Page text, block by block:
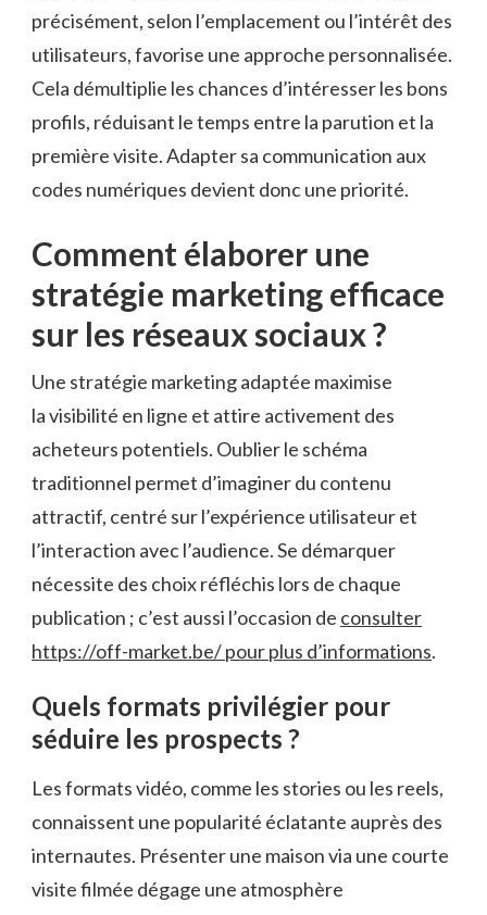
précisément, selon l’emplacement ou l’intérêt des
utilisateurs, favorise une approche personnalisée.
Cela démultiplie les chances d’intéresser les bons
profils, réduisant le temps entre la parution et la
première visite. Adapter sa communication aux
codes numériques devient donc une priorité.
Comment élaborer une
stratégie marketing efficace
sur les réseaux sociaux ?
Une stratégie marketing adaptée maximise
la visibilité en ligne et attire activement des
acheteurs potentiels. Oublier le schéma
traditionnel permet d’imaginer du contenu
attractif, centré sur l’expérience utilisateur et
l’interaction avec l’audience. Se démarquer
nécessite des choix réfléchis lors de chaque
publication ; c’est aussi l’occasion de consulter
https://off-market.be/ pour plus d’informations.
Quels formats privilégier pour
séduire les prospects ?
Les formats vidéo, comme les stories ou les reels,
connaissent une popularité éclatante auprès des
internautes. Présenter une maison via une courte
visite filmée dégage une atmosphère